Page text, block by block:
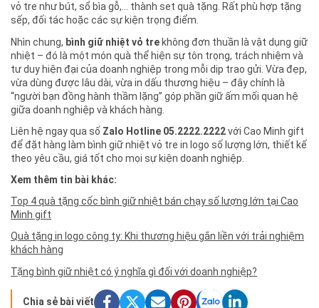
vỏ tre như bút, sổ bìa gỗ,… thành set quà tặng. Rất phù hợp tặng
sếp, đối tác hoặc các sự kiện trọng điểm.
Nhìn chung, bình giữ nhiệt vỏ trekhông đơn thuần là vật dụng giữ
nhiệt – đó là một món quà thể hiện sự tôn trọng, trách nhiệm và
tư duy hiện đại của doanh nghiệp trong mỗi dịp trao gửi. Vừa đẹp,
vừa dùng được lâu dài, vừa in dấu thương hiệu – đây chính là
“người bạn đồng hành thầm lặng” góp phần giữ ấm mối quan hệ
giữa doanh nghiệp và khách hàng.
Liên hệ ngay qua số Zalo Hotline 05.2222.2222với Cao Minh gift
để đặt hàng làm bình giữ nhiệt vỏ tre in logo số lượng lớn, thiết kế
theo yêu cầu, giá tốt cho mọi sự kiện doanh nghiệp.
Xem thêm tin bài khác:
Top 4 quà tặng cốc bình giữ nhiệt bán chạy số lượng lớn tại Cao
Minh gift
Quà tặng in logo công ty: Khi thương hiệu gắn liền với trải nghiệm
khách hàng
Tặng bình giữ nhiệt có ý nghĩa gì đối với doanh nghiệp?
Chia sẻ bài viết